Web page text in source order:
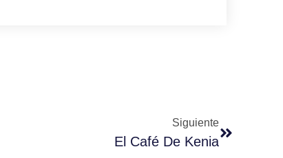
Siguiente
El Café De Kenia